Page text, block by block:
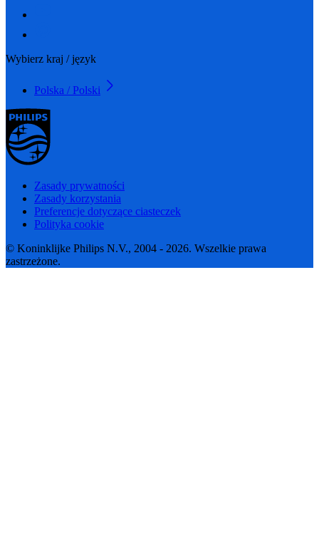
Wybierz kraj / język
Polska / Polski
Zasady prywatności
Zasady korzystania
Preferencje dotyczące ciasteczek
Polityka cookie
© Koninklijke Philips N.V., 2004 - 2026. Wszelkie prawa
zastrzeżone.